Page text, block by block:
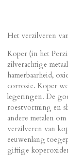
Het verzilveren
Koper (in het
zilverachtige
hamerbaarheid,
corrosie. Koper
legeringen. De
roestvorming en
andere metalen
verzilveren van
eeuwenlang
giftige